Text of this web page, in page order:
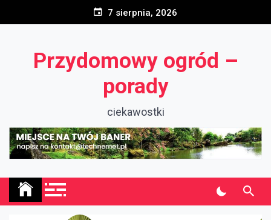
7 sierpnia, 2026
Przydomowy ogród –
porady
ciekawostki